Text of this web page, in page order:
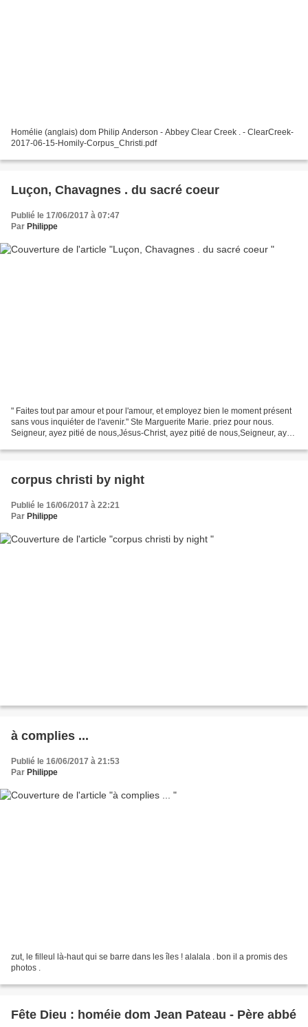
Homélie (anglais) dom Philip Anderson - Abbey Clear Creek . - ClearCreek-
2017-06-15-Homily-Corpus_Christi.pdf
Luçon, Chavagnes . du sacré coeur
Publié le 17/06/2017 à 07:47
Par Philippe
" Faites tout par amour et pour l'amour, et employez bien le moment présent
sans vous inquiéter de l'avenir." Ste Marguerite Marie. priez pour nous.
Seigneur, ayez pitié de nous,Jésus-Christ, ayez pitié de nous,Seigneur, ayez
corpus christi by night
Publié le 16/06/2017 à 22:21
Par Philippe
à complies ...
Publié le 16/06/2017 à 21:53
Par Philippe
zut, le filleul là-haut qui se barre dans les îles ! alalala . bon il a promis des
photos .
Fête Dieu : homéie dom Jean Pateau - Père abbé